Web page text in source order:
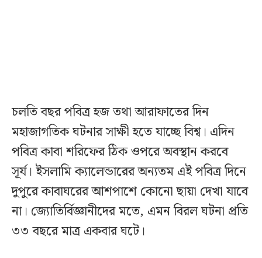
চলতি বছর পবিত্র হজ তথা আরাফাতের দিন
মহাজাগতিক ঘটনার সাক্ষী হতে যাচ্ছে বিশ্ব। এদিন
পবিত্র কাবা শরিফের ঠিক ওপরে অবস্থান করবে
সূর্য। ইসলামি ক্যালেন্ডারের অন্যতম এই পবিত্র দিনে
দুপুরে কাবাঘরের আশপাশে কোনো ছায়া দেখা যাবে
না। জ্যোতির্বিজ্ঞানীদের মতে, এমন বিরল ঘটনা প্রতি
৩৩ বছরে মাত্র একবার ঘটে।